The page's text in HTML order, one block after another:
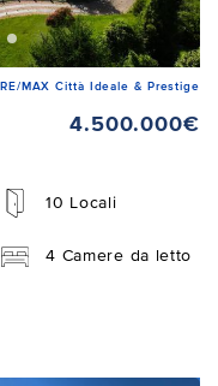
RE/MAX Città Ideale & Prestige
4.500.000€
10 Locali
4 Camere da letto